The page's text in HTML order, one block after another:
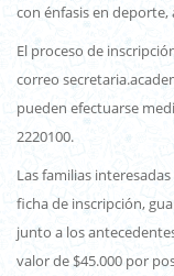
con énfasis en
El proceso de
correo
pueden efectuarse
2220100.
Las familias
ficha de inscripción,
junto a los
valor de $45.000 por